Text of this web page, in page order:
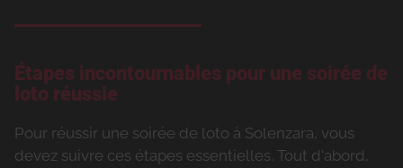
Étapes incontournables pour une soirée de
loto réussie
Pour réussir une soirée de loto à Solenzara, vous
devez suivre ces étapes essentielles. Tout d'abord,